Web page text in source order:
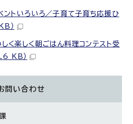
ントいろいろ／子育て子育ち応援ひ
）
く楽しく朝ごはん料理コンテスト受
KB）
問い合わせ